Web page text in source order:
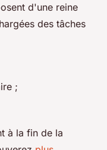
d'une reine
des tâches
;
à la fin de la